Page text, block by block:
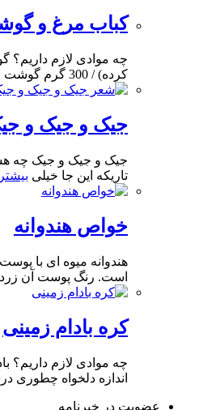
کباب مرغ و
چه موادی لازم
کرده) / 300 گرم گوشت مرغ (چرخ
جیک و جیک و
جیک و جیک و جیک چه
تاریکه این جا خیلی
خواص هندوانه
هندوانه میوه ای با
است. رنگ پوست آن
کره بادام زمینی
چه موادی لازم داریم؟
اندازه دلخواه چطوری
عضویت در خبرنامه